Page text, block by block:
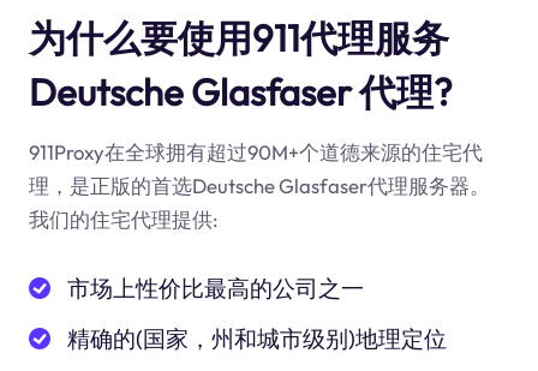
为什么要使用911代理服务
Deutsche Glasfaser 代理?
911Proxy在全球拥有超过90M+个道德来源的住宅代
理，是正版的首选Deutsche Glasfaser代理服务器。
我们的住宅代理提供:
市场上性价比最高的公司之一
精确的(国家，州和城市级别)地理定位